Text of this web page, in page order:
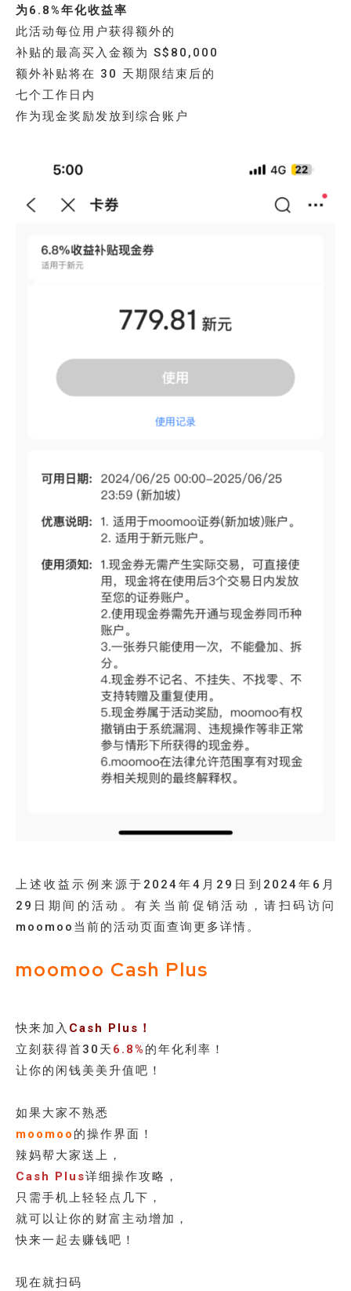
为6.8%年化收益率
此活动每位用户获得额外的
补贴的最高买入金额为 S$80,000
额外补贴将在 30 天期限结束后的
七个工作日内
作为现金奖励发放到综合账户
上述收益示例来源于2024年4月29日到2024年6月
29日期间的活动。有关当前促销活动，请扫码访问
moomoo当前的活动页面查询更多详情。
moomoo Cash Plus
快来加入 Cash Plus！
立刻获得首30天 6.8% 的年化利率！
让你的闲钱美美升值吧！
如果大家不熟悉
moomoo 的操作界面！
辣妈帮大家送上，
Cash Plus详细操作攻略，
只需手机上轻轻点几下，
就可以让你的财富主动增加，
快来一起去赚钱吧！
现在就扫码